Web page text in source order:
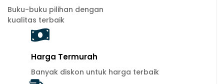
Buku-buku pilihan dengan
kualitas terbaik
Harga Termurah
Banyak diskon untuk harga terbaik